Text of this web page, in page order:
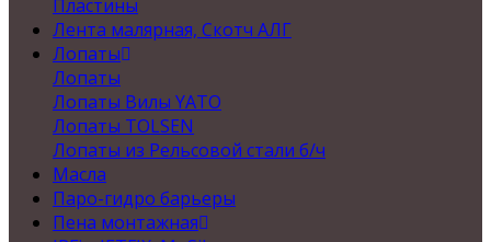
Пластины
Лента малярная, Скотч АЛГ
Лопаты
Лопаты
Лопаты Вилы YATO
Лопаты TOLSEN
Лопаты из Рельсовой стали б/ч
Масла
Паро-гидро барьеры
Пена монтажная